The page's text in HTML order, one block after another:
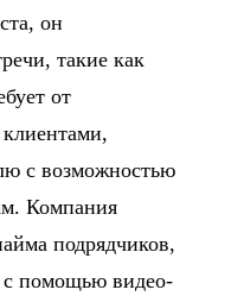
он
такие как
от
с возможностью
Компания
подрядчиков,
с помощью видео-